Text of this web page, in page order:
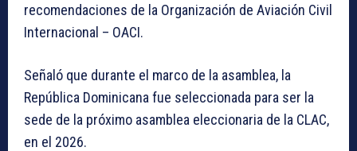
recomendaciones de la Organización de Aviación Civil
Internacional – OACI.
Señaló que durante el marco de la asamblea, la
República Dominicana fue seleccionada para ser la
sede de la próximo asamblea eleccionaria de la CLAC,
en el 2026.